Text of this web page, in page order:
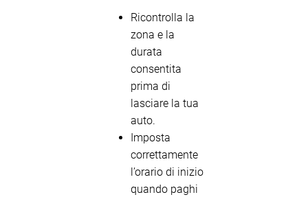
Ricontrolla la
zona e la
durata
consentita
prima di
lasciare la tua
auto.
Imposta
correttamente
l’orario di inizio
quando paghi